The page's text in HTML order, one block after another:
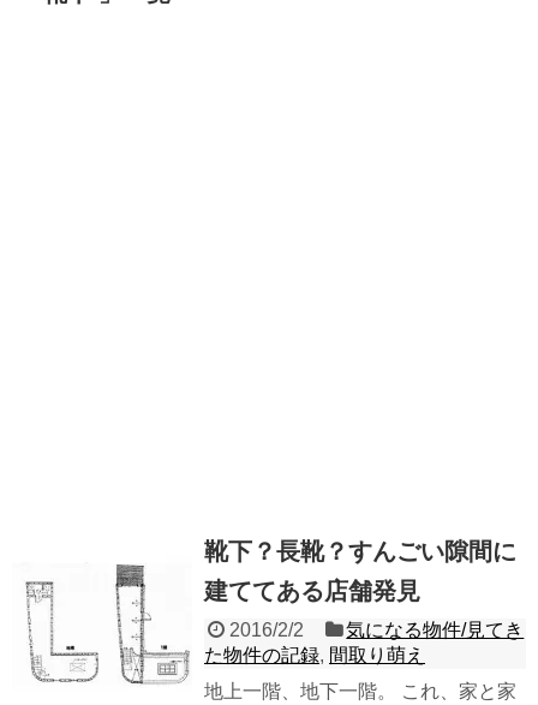
靴下？長靴？すんごい隙間に
建ててある店舗発見
2016/2/2
気になる物件/見てき
た物件の記録, 間取り萌え
地上一階、地下一階。 これ、家と家